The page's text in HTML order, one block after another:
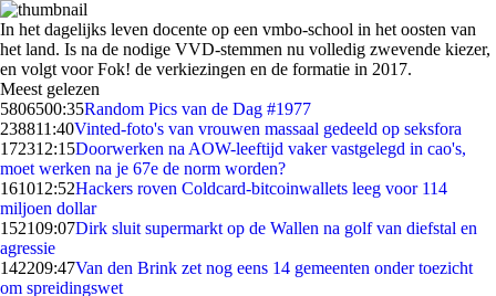
In het dagelijks leven docente op een vmbo-school in het oosten van
het land. Is na de nodige VVD-stemmen nu volledig zwevende kiezer,
en volgt voor Fok! de verkiezingen en de formatie in 2017.
Meest gelezen
5806500:35Random Pics van de Dag #1977
238811:40Vinted-foto's van vrouwen massaal gedeeld op seksfora
172312:15Doorwerken na AOW-leeftijd vaker vastgelegd in cao's,
moet werken na je 67e de norm worden?
161012:52Hackers roven Coldcard-bitcoinwallets leeg voor 114
miljoen dollar
152109:07Dirk sluit supermarkt op de Wallen na golf van diefstal en
agressie
142209:47Van den Brink zet nog eens 14 gemeenten onder toezicht
om spreidingswet